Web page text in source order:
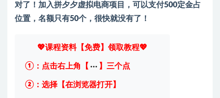
对了！加入拼夕夕虚拟电商项目，可以支付500定金占
位置，名额只有50个，很快就没有了！
💖课程资料【免费】领取教程💖
①：点击右上角【 】三个点
②：选择【在浏览器打开】